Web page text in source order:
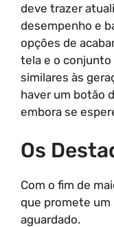
deve trazer
desempenho e
opções de
tela e o conjunto
similares às
haver um botão
embora se
Os
Com o fim de
que promete
aguardado.